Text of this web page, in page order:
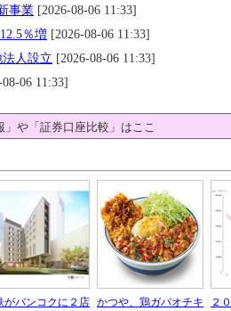
事業 [2026-08-06 11:33]
％増 [2026-08-06 11:33]
人設立 [2026-08-06 11:33]
08-06 11:33]
」や「証券口座比較」はここ
がバンコクに２店 かつや、鶏ガパオチキ
２